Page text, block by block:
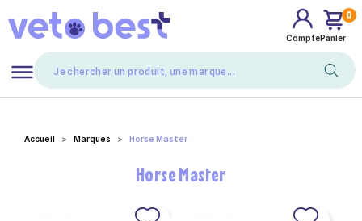
Compte
0
Panier
Accueil Marques Horse Master
Horse Master